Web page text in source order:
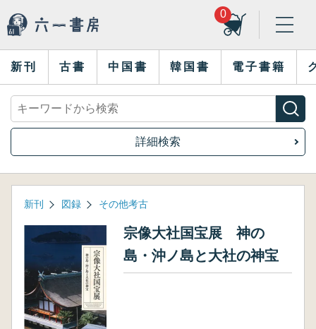
0
新刊 古書 中国書 韓国書 電子書籍
詳細検索
新刊 図録 その他考古
宗像大社国宝展 神の
島・沖ノ島と大社の神宝